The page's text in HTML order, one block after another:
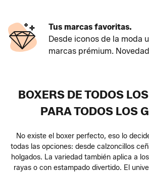
Tus marcas favoritas.
Desde iconos de la moda
marcas prémium.
BOXERS DE TODOS
PARA TODOS LOS
No existe el boxer perfecto, eso lo
todas las opciones: desde calzoncillos
holgados. La variedad también aplica a
rayas o con estampado divertido. El